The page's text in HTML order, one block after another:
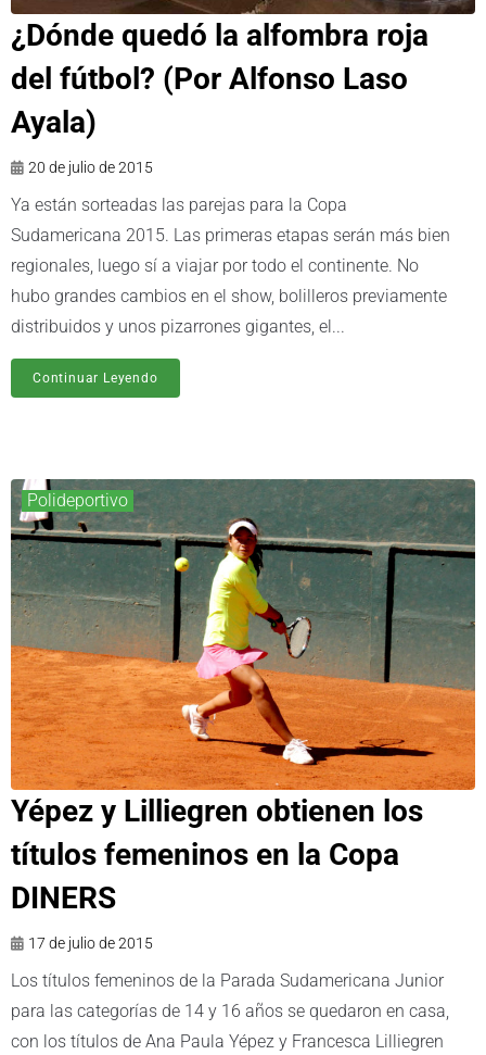
¿Dónde quedó la alfombra roja
del fútbol? (Por Alfonso Laso
Ayala)
20 de julio de 2015
Ya están sorteadas las parejas para la Copa
Sudamericana 2015. Las primeras etapas serán más bien
regionales, luego sí a viajar por todo el continente. No
hubo grandes cambios en el show, bolilleros previamente
distribuidos y unos pizarrones gigantes, el...
Continuar Leyendo
Polideportivo
Yépez y Lilliegren obtienen los
títulos femeninos en la Copa
DINERS
17 de julio de 2015
Los títulos femeninos de la Parada Sudamericana Junior
para las categorías de 14 y 16 años se quedaron en casa,
con los títulos de Ana Paula Yépez y Francesca Lilliegren